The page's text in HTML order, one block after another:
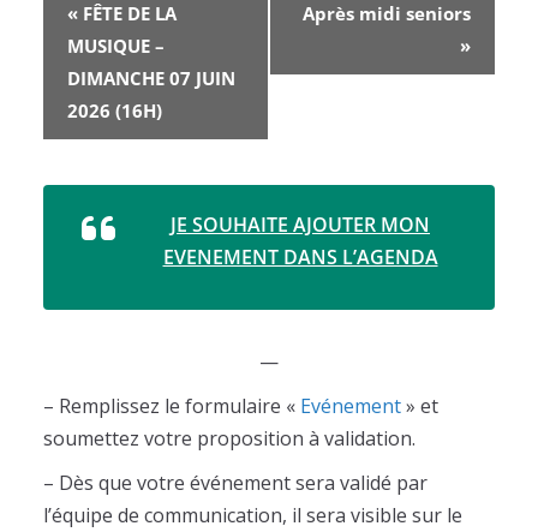
a
v
e
m
n
t
« FÊTE DE LA
MUSIQUE –
DIMANCHE 07 JUIN
2026 (16H)
Après midi seniors
»
JE SOUHAITE AJOUTER MON
EVENEMENT DANS L’AGENDA
—
– Remplissez le formulaire « Evénement» et
soumettez votre proposition à validation.
– Dès que votre événement sera validé par
l’équipe de communication, il sera visible sur le